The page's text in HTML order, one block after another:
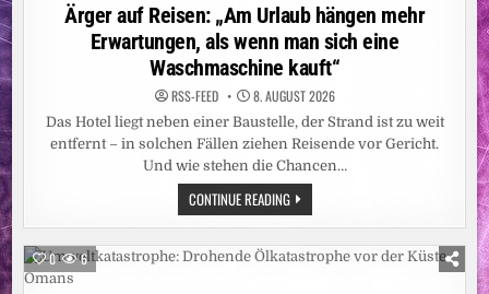
MENSCHEN
Ärger auf Reisen: „Am Urlaub hängen mehr
Erwartungen, als wenn man sich eine
Waschmaschine kauft“
RSS-FEED 8. AUGUST 2026
Das Hotel liegt neben einer Baustelle, der Strand ist zu weit
entfernt – in solchen Fällen ziehen Reisende vor Gericht.
Und wie stehen die Chancen…
CONTINUE READINGÄRGER
AUF
REISEN:
URLAUB
HÄNGEN
0 6